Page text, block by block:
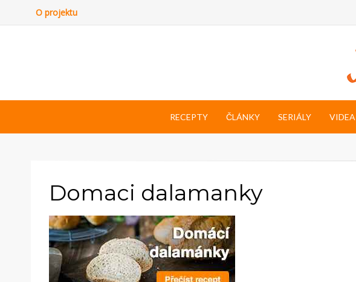
O projektu
RECEPTY ČLÁNKY SERIÁLY VIDEA
Domaci dalamanky